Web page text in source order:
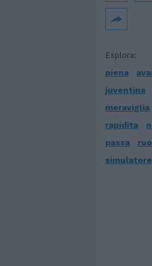
Esplora:
piena
juventina
meraviglia
rapidita
passa
simulatore